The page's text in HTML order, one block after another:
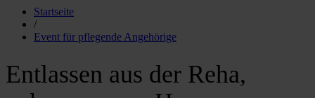
Startseite
/
Event für pflegende Angehörige
Entlassen aus der Reha,